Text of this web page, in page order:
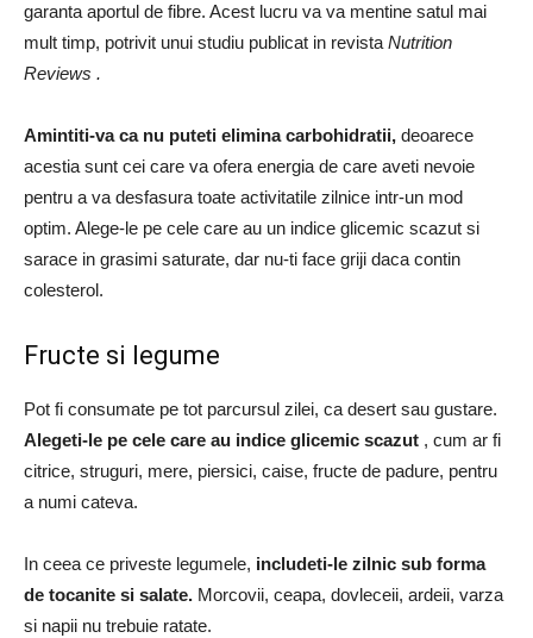
garanta aportul de fibre. Acest lucru va va mentine satul mai
mult timp, potrivit unui studiu publicat in revista Nutrition
Reviews .
Amintiti-va ca nu puteti elimina carbohidratii, deoarece
acestia sunt cei care va ofera energia de care aveti nevoie
pentru a va desfasura toate activitatile zilnice intr-un mod
optim. Alege-le pe cele care au un indice glicemic scazut si
sarace in grasimi saturate, dar nu-ti face griji daca contin
colesterol.
Fructe si legume
Pot fi consumate pe tot parcursul zilei, ca desert sau gustare.
Alegeti-le pe cele care au indice glicemic scazut , cum ar fi
citrice, struguri, mere, piersici, caise, fructe de padure, pentru
a numi cateva.
In ceea ce priveste legumele, includeti-le zilnic sub forma
de tocanite si salate. Morcovii, ceapa, dovleceii, ardeii, varza
si napii nu trebuie ratate.